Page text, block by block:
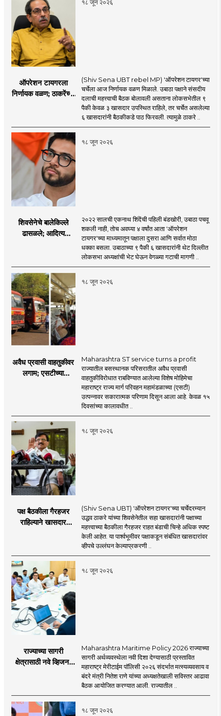
१८ जून २०२६
ऑपरेशन टायगरला
निर्णायक वळण; ठाकरेंच्या
विलीन होण्याचा प्रस्ताव?
(Shiv Sena UBT rebel MP) 'ऑपरेशन टायगर'च्या
चर्चेला आज निर्णायक वळण मिळाले. उबाठा पक्षाने संसदीय
दलाची महत्त्वाची बैठक बोलावली असताना लोकसभेतील ९
पैकी केवळ ३ खासदार उपस्थित राहिले, तर चर्चेत असलेल्या
६ खासदारांनी बैठकीकडे पाठ फिरवली. त्यामुळे ठाकरे ..
१८ जून २०२६
शिवसेनेचे बालेकिल्ले
ढासळले; आदित्य
नेमका कुठे चुकला?
२०२२ सालची एकनाथ शिंदेंची पहिली बंडखोरी, उबाठा पचवू
शकली नाही, तोच अवघ्या ४ वर्षांत आता 'ऑपरेशन
टायगर'च्या माध्यमातून पक्षाला दुसरा आणि सर्वात मोठा
धक्का बसला. उबाठाच्या ९ पैकी ६ खासदारांनी थेट दिल्लीत
लोकसभा अध्यक्षांची भेट घेऊन वेगळ्या गटाची मागणी ..
१८ जून २०२६
अवैध प्रवासी वाहतुकीवर
लगाम; एसटीच्या
Maharashtra ST service turns a profit
राज्यातील बसस्थानक परिसरातील अवैध प्रवासी
वाहतुकीविरोधात राबविण्यात आलेल्या विशेष मोहिमेचा
महाराष्ट्र राज्य मार्ग परिवहन महामंडळाच्या (एसटी)
उत्पन्नावर सकारात्मक परिणाम दिसून आला आहे. केवळ १५
दिवसांच्या कालावधीत ..
१८ जून २०२६
पक्ष बैठकीला गैरहजर
राहिल्याने खासदार
काय सांगतो?
(Shiv Sena UBT) 'ऑपरेशन टायगर'च्या चर्चेदरम्यान
उद्धव ठाकरे यांच्या शिवसेनेतील सहा खासदारांनी पक्षाच्या
महत्त्वाच्या बैठकीला गैरहजर राहत बंडाची चिन्हे अधिक स्पष्ट
केली आहेत. या पार्श्वभूमीवर पक्षाकडून संबंधित खासदारांवर
व्हीपचे उल्लंघन केल्याप्रकरणी ..
१८ जून २०२६
राज्याच्या सागरी
क्षेत्रासाठी नवे व्हिजन;
प्रस्ताव
Maharashtra Maritime Policy 2026 राज्याच्या
सागरी अर्थव्यवस्थेला नवी दिशा देण्यासाठी प्रस्तावित
महाराष्ट्र मेरीटाईम पॉलिसी २०२६ संदर्भात मत्स्यव्यवसाय व
बंदरे मंत्री नितेश राणे यांच्या अध्यक्षतेखाली सविस्तर आढावा
बैठक आयोजित करण्यात आली. राज्यातील ..
१८ जून २०२६